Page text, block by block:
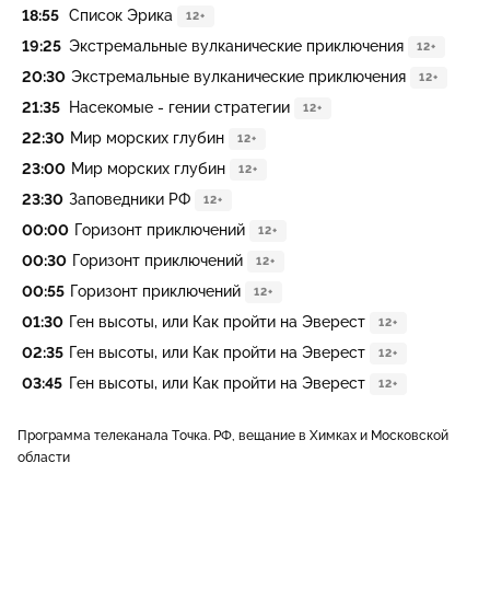
18:55 Список Эрика 12+
19:25 Экстремальные вулканические приключения 12+
20:30 Экстремальные вулканические приключения 12+
21:35 Насекомые - гении стратегии 12+
22:30 Мир морских глубин 12+
23:00 Мир морских глубин 12+
23:30 Заповедники РФ 12+
00:00 Горизонт приключений 12+
00:30 Горизонт приключений 12+
00:55 Горизонт приключений 12+
01:30 Ген высоты, или Как пройти на Эверест 12+
02:35 Ген высоты, или Как пройти на Эверест 12+
03:45 Ген высоты, или Как пройти на Эверест 12+
Программа телеканала Точка. РФ, вещание в Химках и Московской
области